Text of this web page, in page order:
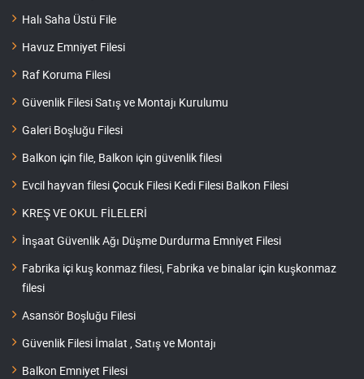
Halı Saha Üstü File
Havuz Emniyet Filesi
Raf Koruma Filesi
Güvenlik Filesi Satış ve Montajı Kurulumu
Galeri Boşluğu Filesi
Balkon için file, Balkon için güvenlik filesi
Evcil hayvan filesi Çocuk Filesi Kedi Filesi Balkon Filesi
KREŞ VE OKUL FİLELERİ
İnşaat Güvenlik Ağı Düşme Durdurma Emniyet Filesi
Fabrika içi kuş konmaz filesi, Fabrika ve binalar için kuşkonmaz
filesi
Asansör Boşluğu Filesi
Güvenlik Filesi İmalat , Satış ve Montajı
Balkon Emniyet Filesi